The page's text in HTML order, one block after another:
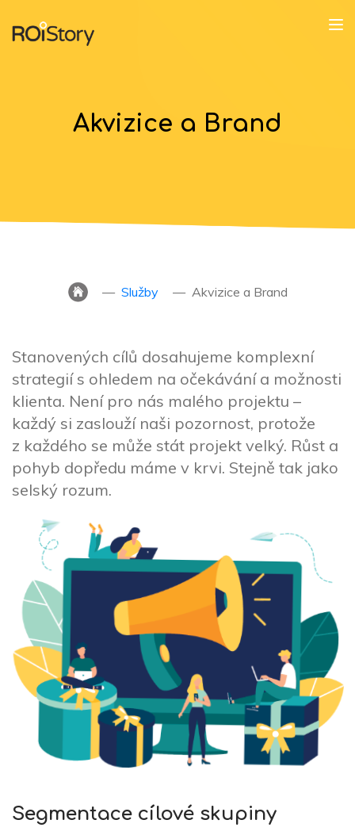
Akvizice a Brand
Služby Akvizice a Brand
Stanovených cílů dosahujeme komplexní
strategií s ohledem na očekávání a možnosti
klienta. Není pro nás malého projektu –
každý si zaslouží naši pozornost, protože
z každého se může stát projekt velký. Růst a
pohyb dopředu máme v krvi. Stejně tak jako
selský rozum.
Segmentace cílové skupiny